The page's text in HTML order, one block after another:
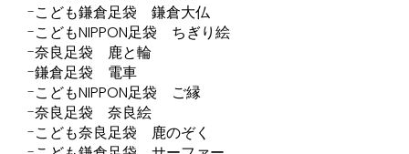
こども鎌倉足袋 鎌倉大仏
こどもNIPPON足袋 ちぎり絵
奈良足袋 鹿と輪
鎌倉足袋 電車
こどもNIPPON足袋 ご縁
奈良足袋 奈良絵
こども奈良足袋 鹿のぞく